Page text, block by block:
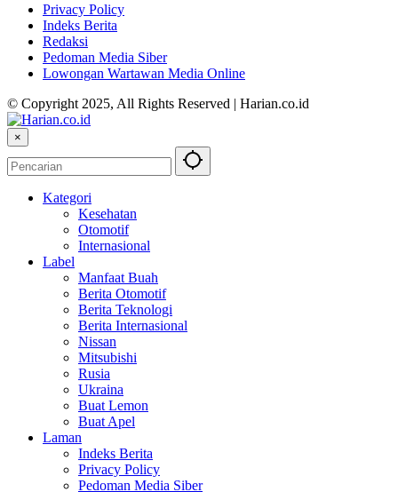
Privacy Policy
Indeks Berita
Redaksi
Pedoman Media Siber
Lowongan Wartawan Media Online
© Copyright 2025, All Rights Reserved | Harian.co.id
×
Kategori
Kesehatan
Otomotif
Internasional
Label
Manfaat Buah
Berita Otomotif
Berita Teknologi
Berita Internasional
Nissan
Mitsubishi
Rusia
Ukraina
Buat Lemon
Buat Apel
Laman
Indeks Berita
Privacy Policy
Pedoman Media Siber